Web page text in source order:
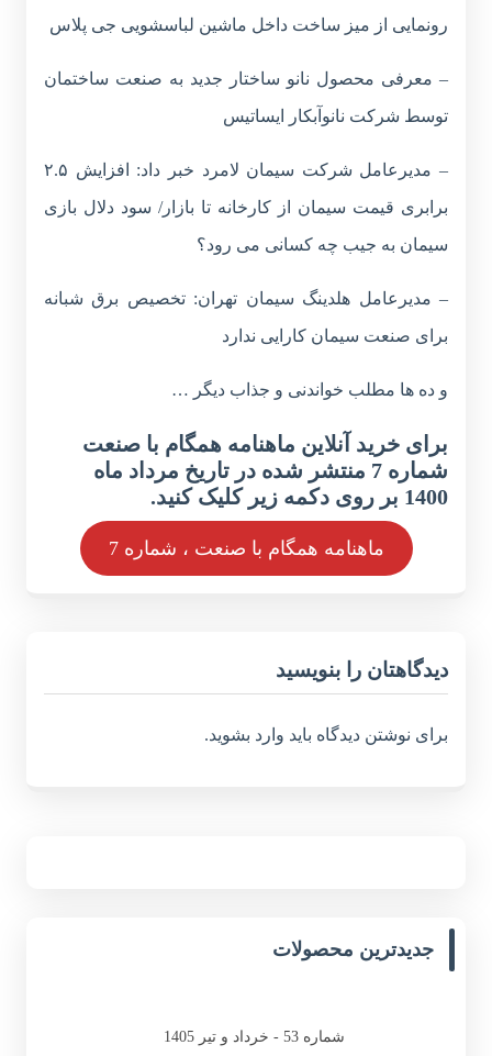
رونمایی از میز ساخت داخل ماشین لباسشویی جی پلاس
– معرفی محصول نانو ساختار جدید به صنعت ساختمان
توسط شرکت نانوآبکار ایساتیس
– مدیرعامل شرکت سیمان لامرد خبر داد: افزایش ۲.۵
برابری قیمت سیمان از کارخانه تا بازار/ سود دلال بازی
سیمان به جیب چه کسانی می رود؟
– مدیرعامل هلدینگ سیمان تهران: تخصیص برق شبانه
برای صنعت سیمان کارایی ندارد
و ده ها مطلب خواندنی و جذاب دیگر …
برای خرید آنلاین ماهنامه همگام با صنعت
شماره 7 منتشر شده در تاریخ مرداد ماه
1400 بر روی دکمه زیر کلیک کنید.
ماهنامه همگام با صنعت ، شماره 7
دیدگاهتان را بنویسید
برای نوشتن دیدگاه باید وارد بشوید.
جدیدترین محصولات
شماره 53 - خرداد و تیر 1405